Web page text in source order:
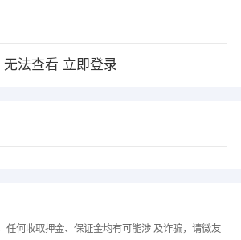
法查看 立即登录
任何收取押金、保证金均有可能涉 及诈骗，请微友